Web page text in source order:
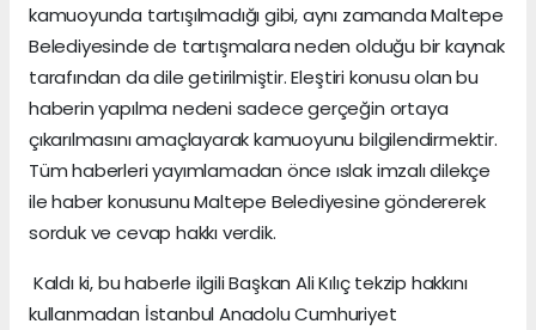
kamuoyunda tartışılmadığı gibi, aynı zamanda Maltepe
Belediyesinde de tartışmalara neden olduğu bir kaynak
tarafından da dile getirilmiştir. Eleştiri konusu olan bu
haberin yapılma nedeni sadece gerçeğin ortaya
çıkarılmasını amaçlayarak kamuoyunu bilgilendirmektir.
Tüm haberleri yayımlamadan önce ıslak imzalı dilekçe
ile haber konusunu Maltepe Belediyesine göndererek
sorduk ve cevap hakkı verdik.
Kaldı ki, bu haberle ilgili Başkan Ali Kılıç tekzip hakkını
kullanmadan İstanbul Anadolu Cumhuriyet